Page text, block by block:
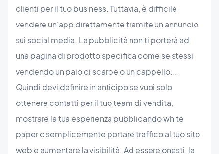
clienti per il tuo business. Tuttavia, è difficile
vendere un'app direttamente tramite un annuncio
sui social media. La pubblicità non ti porterà ad
una pagina di prodotto specifica come se stessi
vendendo un paio di scarpe o un cappello...
Quindi devi definire in anticipo se vuoi solo
ottenere contatti per il tuo team di vendita,
mostrare la tua esperienza pubblicando white
paper o semplicemente portare traffico al tuo sito
web e aumentare la visibilità. Ad essere onesti, la